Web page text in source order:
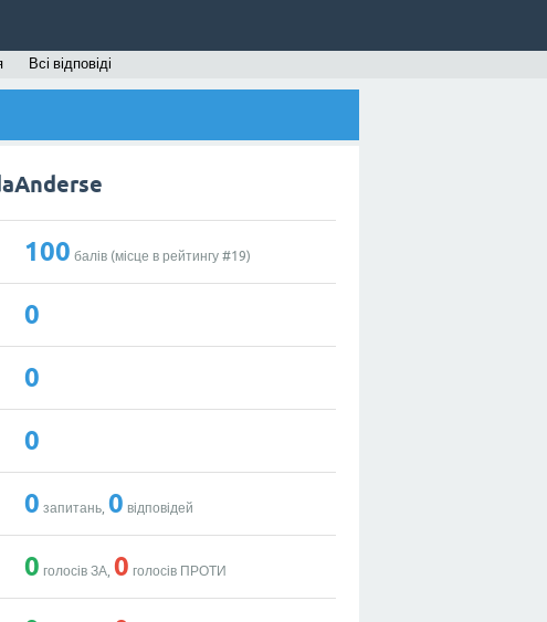
Всі відповіді
100 балів (місце в рейтингу #19)
0
0
0
0 запитань,0 відповідей
0 голосів ЗА,0 голосів ПРОТИ